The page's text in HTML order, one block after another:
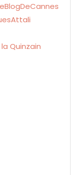
Quinzain